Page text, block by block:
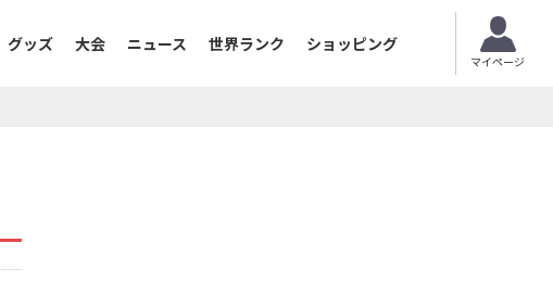
グッズ 大会 ニュース 世界ランク ショッピング
マイページ